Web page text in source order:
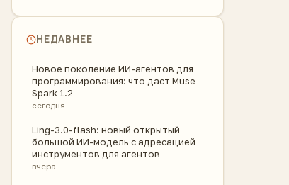
НЕДАВНЕЕ
Новое поколение ИИ-агентов для
программирования: что даст Muse
Spark 1.2
сегодня
Ling-3.0-flash: новый открытый
большой ИИ-модель с адресацией
инструментов для агентов
вчера